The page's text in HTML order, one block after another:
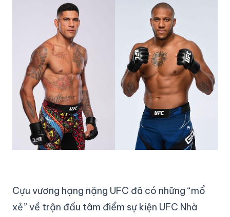
Cựu vương hạng nặng UFC đã có những “mổ
xẻ” về trận đấu tâm điểm sự kiện UFC Nhà